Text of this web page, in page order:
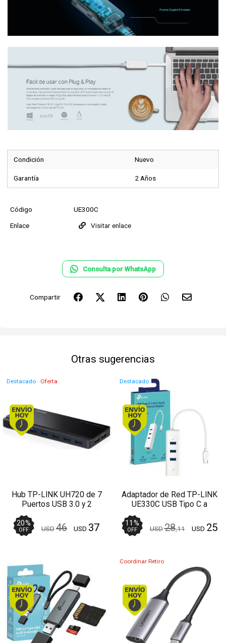
Condición Nuevo
Garantía 2 Años
Código
UE300C
Enlace
Visitar enlace
Consulta por WhatsApp
Compartir
Otras sugerencias
Destacado Oferta
Envío hoy. Comprando antes de 13Hs.
Hub TP-LINK UH720 de 7
Puertos USB 3.0 y 2
Puertos de Carga
20%
OFF USD46 USD 37
Destacado
Envío hoy.
Adaptador de Red TP-LINK
UE330C USB Tipo C a
Ethernet Gigabit + 3 USB
11 %
OFF USD28,11 USD 25
Envío hoy. Comprando antes de 13Hs.
Coordinar Retiro
Envío hoy.